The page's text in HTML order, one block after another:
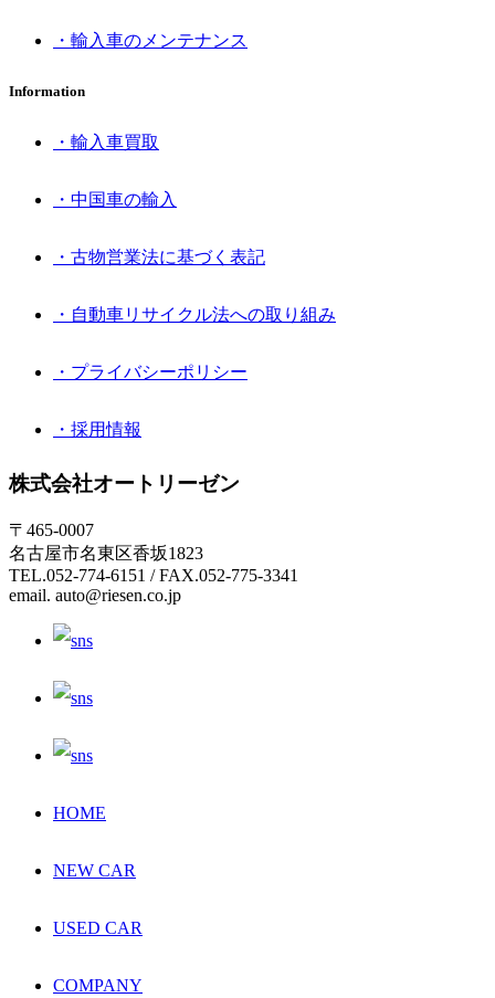
・輸入車のメンテナンス
Information
・輸入車買取
・中国車の輸入
・古物営業法に基づく表記
・自動車リサイクル法への取り組み
・プライバシーポリシー
・採用情報
株式会社オートリーゼン
〒465-0007
名古屋市名東区香坂1823
TEL.052-774-6151 / FAX.052-775-3341
email. auto@riesen.co.jp
HOME
NEW CAR
USED CAR
COMPANY